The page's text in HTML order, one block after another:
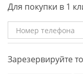
Для покупки в 1
Зарезервируйте